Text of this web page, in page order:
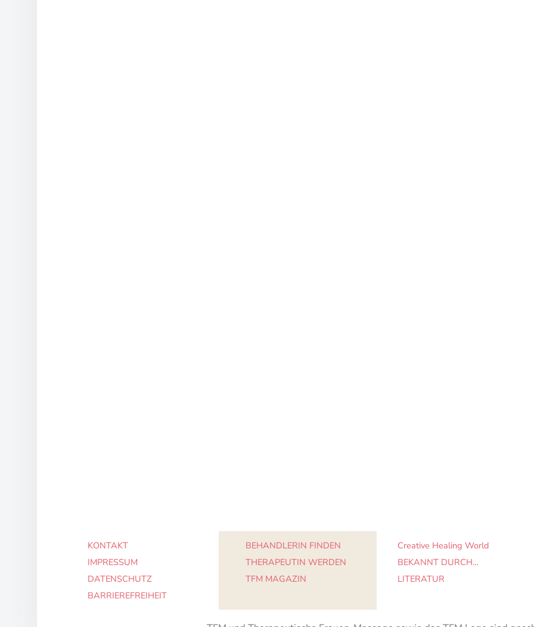
KONTAKT
IMPRESSUM
DATENSCHUTZ
BARRIEREFREIHEIT
BEHANDLERIN FINDEN
THERAPEUTIN WERDEN
TFM MAGAZIN
Creative Healing World
BEKANNT DURCH…
LITERATUR